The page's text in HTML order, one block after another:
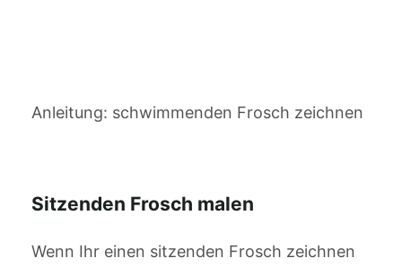
Anleitung: schwimmenden Frosch zeichnen
Sitzenden Frosch malen
Wenn Ihr einen sitzenden Frosch zeichnen